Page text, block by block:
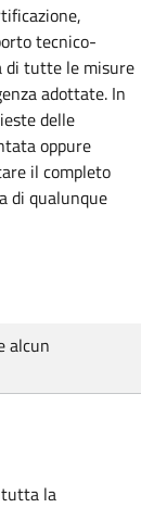
tecnico-
di tutte le misure
adottate. In
delle
oppure
il completo
di qualunque
alcun
tutta la